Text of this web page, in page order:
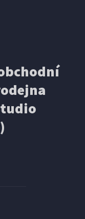
Přidat do košíku
hmyzu do